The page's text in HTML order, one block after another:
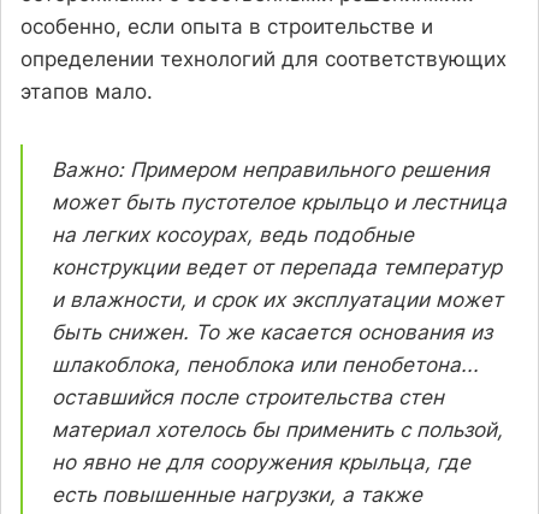
особенно, если опыта в строительстве и
определении технологий для соответствующих
этапов мало.
Важно: Примером неправильного решения
может быть пустотелое крыльцо и лестница
на легких косоурах, ведь подобные
конструкции ведет от перепада температур
и влажности, и срок их эксплуатации может
быть снижен. То же касается основания из
шлакоблока, пеноблока или пенобетона...
оставшийся после строительства стен
материал хотелось бы применить с пользой,
но явно не для сооружения крыльца, где
есть повышенные нагрузки, а также